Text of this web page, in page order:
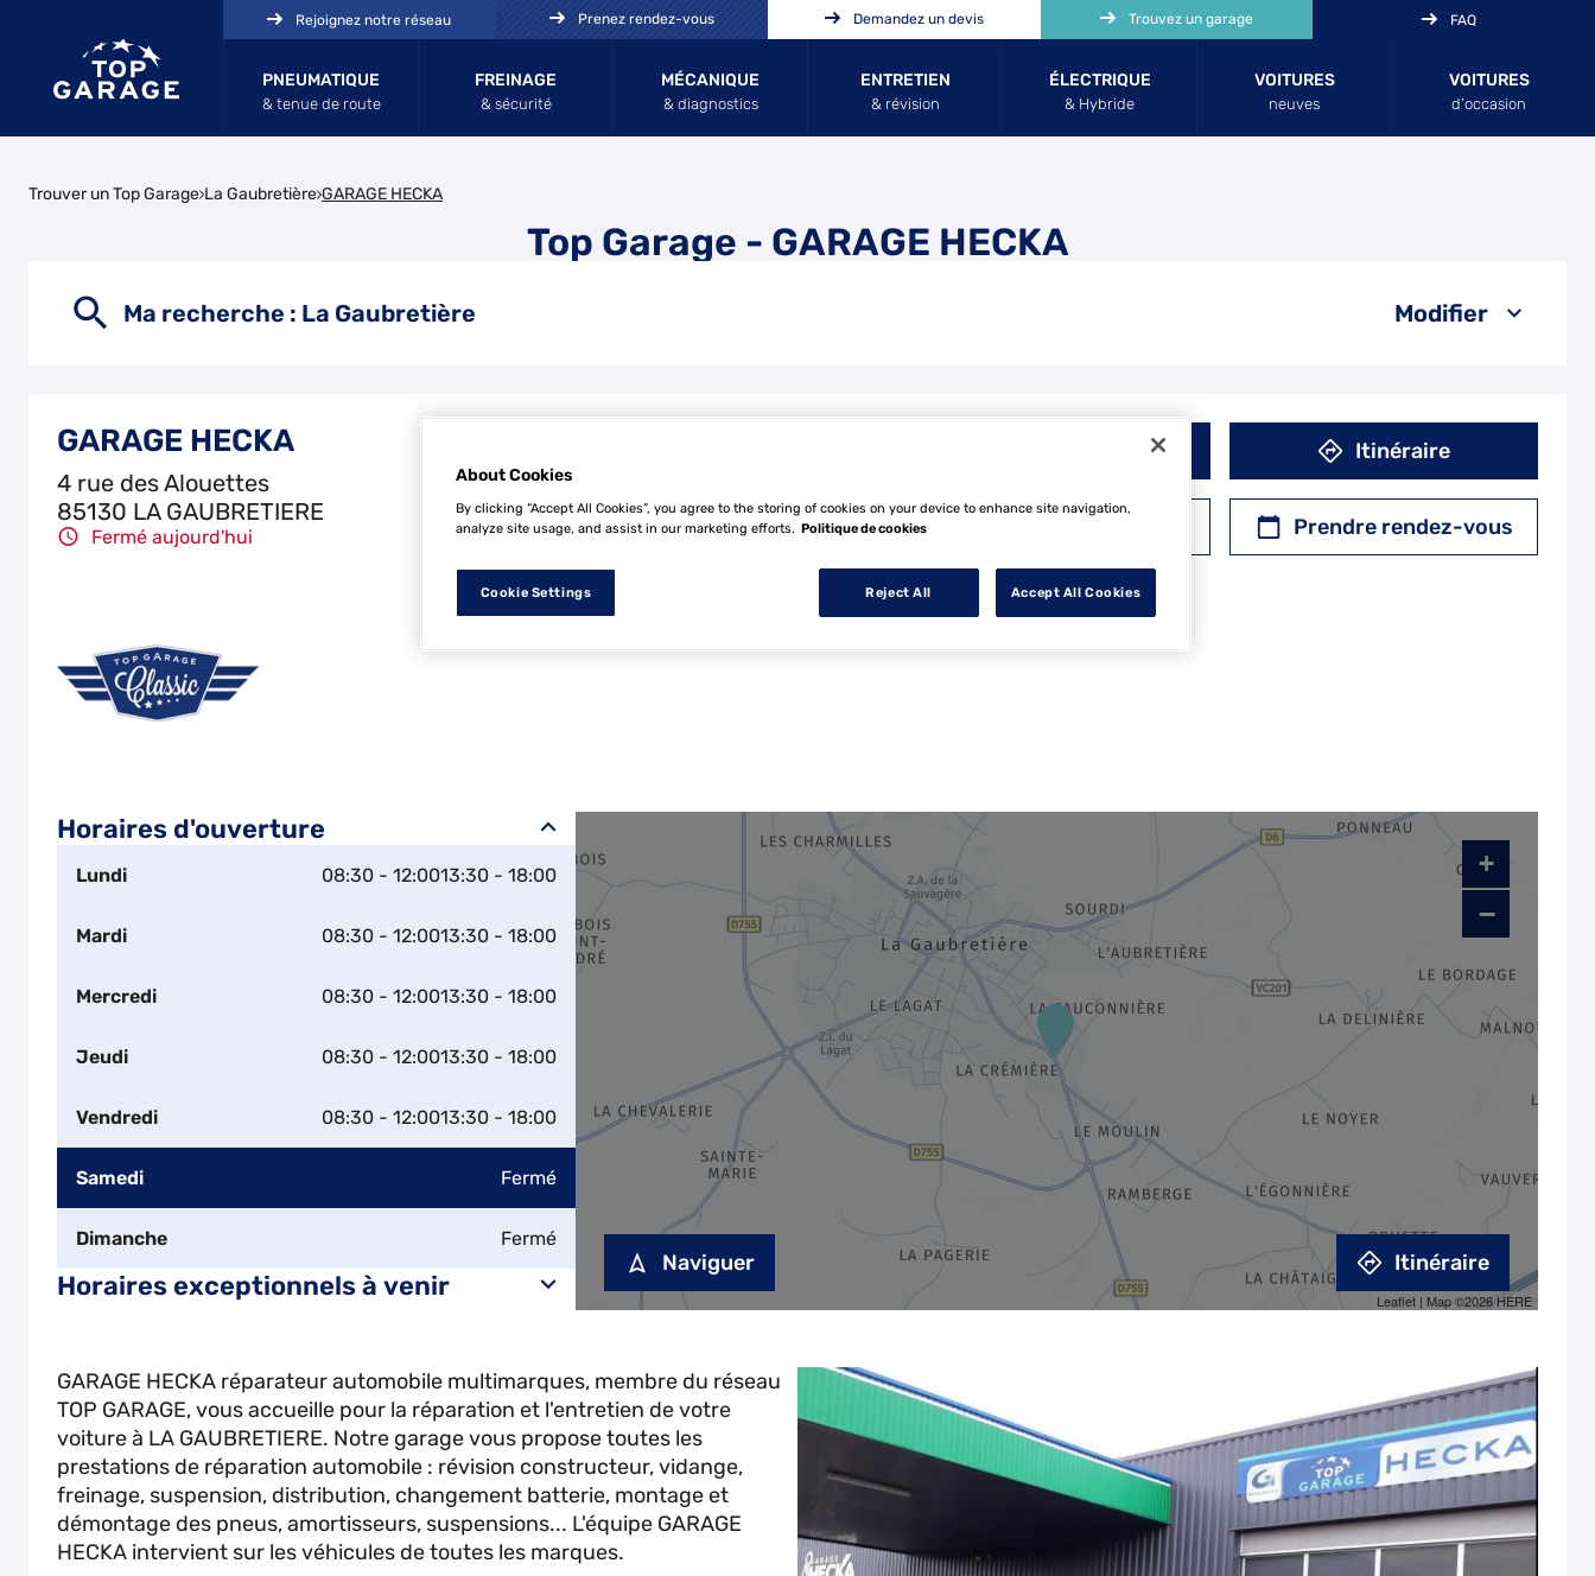
PNEUMATIQUE
& tenue de route
FREINAGE
& sécurité
MÉCANIQUE
& diagnostics
ENTRETIEN
& révision
ÉLECTRIQUE
& Hybride
VOITURES
neuves
VOITURES
d’occasion
Rejoignez notre réseau Prenez rendez-vous Demandez un devis Trouvez un garage FAQ
Trouver un Top Garage La Gaubretière GARAGE HECKA
Top Garage - GARAGE HECKA
Ma recherche : La Gaubretière Modifier
GARAGE HECKA
4 rue des Alouettes
85130 LA GAUBRETIERE
Fermé aujourd'hui
Itinéraire
Prendre rendez-vous
Horaires d'ouverture
Lundi 08:30 - 12:0013:30 - 18:00
Mardi 08:30 - 12:0013:30 - 18:00
Mercredi 08:30 - 12:0013:30 - 18:00
Jeudi 08:30 - 12:0013:30 - 18:00
Vendredi 08:30 - 12:0013:30 - 18:00
Samedi Fermé
Dimanche Fermé
Horaires exceptionnels à venir
+
−
Leaflet | Map ©2026 HERE
Naviguer Itinéraire
GARAGE HECKA réparateur automobile multimarques, membre du réseau
TOP GARAGE, vous accueille pour la réparation et l'entretien de votre
voiture à LA GAUBRETIERE. Notre garage vous propose toutes les
prestations de réparation automobile : révision constructeur, vidange,
freinage, suspension, distribution, changement batterie, montage et
démontage des pneus, amortisseurs, suspensions... L'équipe GARAGE
HECKA intervient sur les véhicules de toutes les marques.
About Cookies
By clicking “Accept All Cookies”, you agree to the storing of cookies on your device to enhance site navigation,
analyze site usage, and assist in our marketing efforts. Politique de cookies
Cookie Settings Reject All Accept All Cookies